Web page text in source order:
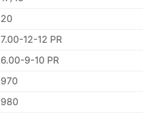
20
7.00-12-12 PR
6.00-9-10 PR
970
980